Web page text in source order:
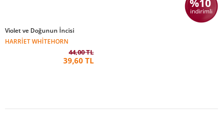
%10
indirimli
Violet ve Doğunun İncisi
HARRIET WHITEHORN
44,00 TL
39,60 TL